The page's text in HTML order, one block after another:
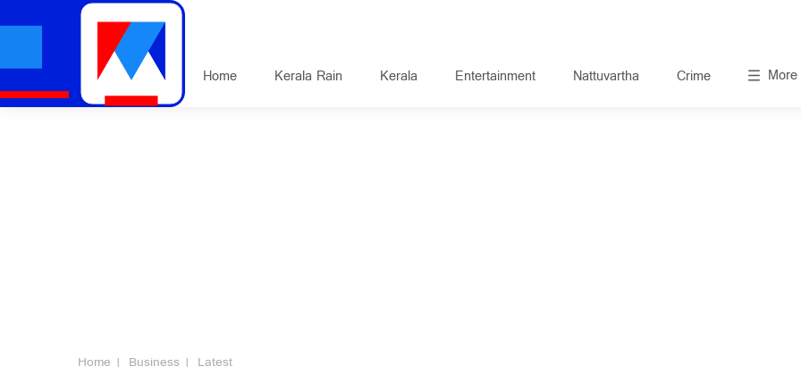
Home Kerala Rain Kerala Entertainment Nattuvartha Crime More
Home Business Latest